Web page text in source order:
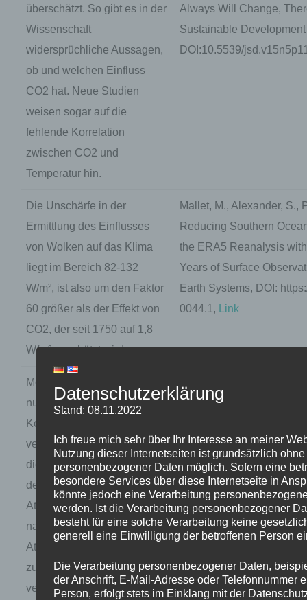
überschätzt. So gibt es in der
Wissenschaft
widersprüchliche Aussagen,
ob und welchen Einfluss
CO2 hat. Neue Studien
weisen sogar auf die
fehlende Korrelation
zwischen CO2 und
Temperatur hin.
Always Will Change,
Sustainable
DOI:10.5539/
Die Unschärfe in der
Ermittlung des Einflusses
von Wolken auf das Klima
liegt im Bereich 82-132
W/m², ist also um den Faktor
60 größer als der Effekt von
CO2, der seit 1750 auf 1,8
W/m² geschätzt wird.
Mallet, M., Alexander, S.,
Reducing Southern
the ERA5 Reanalysis
Years of Surface
Earth Systems, DOI:
0044.1,
Link
Menschliche Aktivitäten sind
nur für ca. 4% der
Kohlenstoffemissionen
verantwortlich. Außerdem ist
die überwiegende Mehrheit
der Veränderungen in der
Atmosphäre seit 1750 auf
natürliche Prozesse (wie
Atmung und Photosynthese)
zurückzuführen. Und CO₂
verschwindet schneller aus
Application to
https://doi.org/10.3390/
Datenschutzerklärung
Stand: 08.11.2022
Ich freue mich sehr über Ihr Interesse an meiner
Nutzung dieser Internetseiten ist grundsätzlich
personenbezogener Daten möglich. Sofern eine
besondere Services über diese Internetseite in
könnte jedoch eine Verarbeitung
werden. Ist die Verarbeitung personenbezogener
besteht für eine solche Verarbeitung keine
generell eine Einwilligung der betroffenen Person
Die Verarbeitung personenbezogener Daten,
der Anschrift, E-Mail-Adresse oder Telefonnummer
Person, erfolgt stets im Einklang mit der